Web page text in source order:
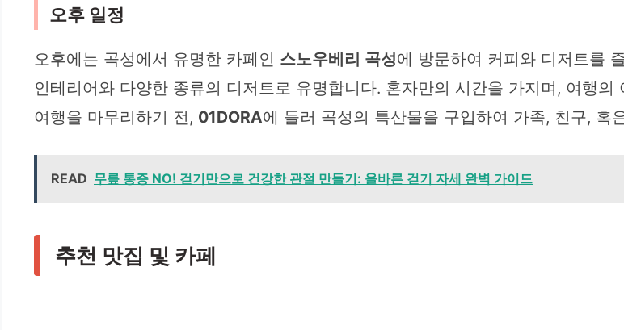
오후 일정
오후에는 곡성에서 유명한 카페인 스노우베리 곡성에 방문하여 커피와 디저트를
인테리어와 다양한 종류의 디저트로 유명합니다. 혼자만의 시간을 가지며, 여행
여행을 마무리하기 전, 01DORA에 들러 곡성의 특산물을 구입하여 가족, 친구, 혹
READ 무릎 통증 NO! 걷기만으로 건강한 관절 만들기: 올바른 걷기 자세 완벽 가이드
추천 맛집 및 카페